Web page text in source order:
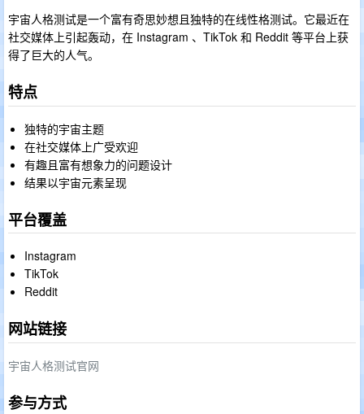
宇宙人格测试是一个富有奇思妙想且独特的在线性格测试。它最近在
社交媒体上引起轰动，在 Instagram 、TikTok 和 Reddit 等平台上获
得了巨大的人气。
特点
独特的宇宙主题
在社交媒体上广受欢迎
有趣且富有想象力的问题设计
结果以宇宙元素呈现
平台覆盖
Instagram
TikTok
Reddit
网站链接
宇宙人格测试官网
参与方式